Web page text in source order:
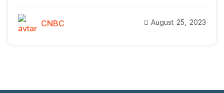
CNBC August 25, 2023